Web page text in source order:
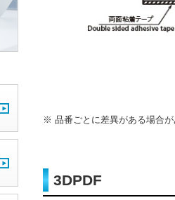
品番ごとに差異がある場合
3DPDF